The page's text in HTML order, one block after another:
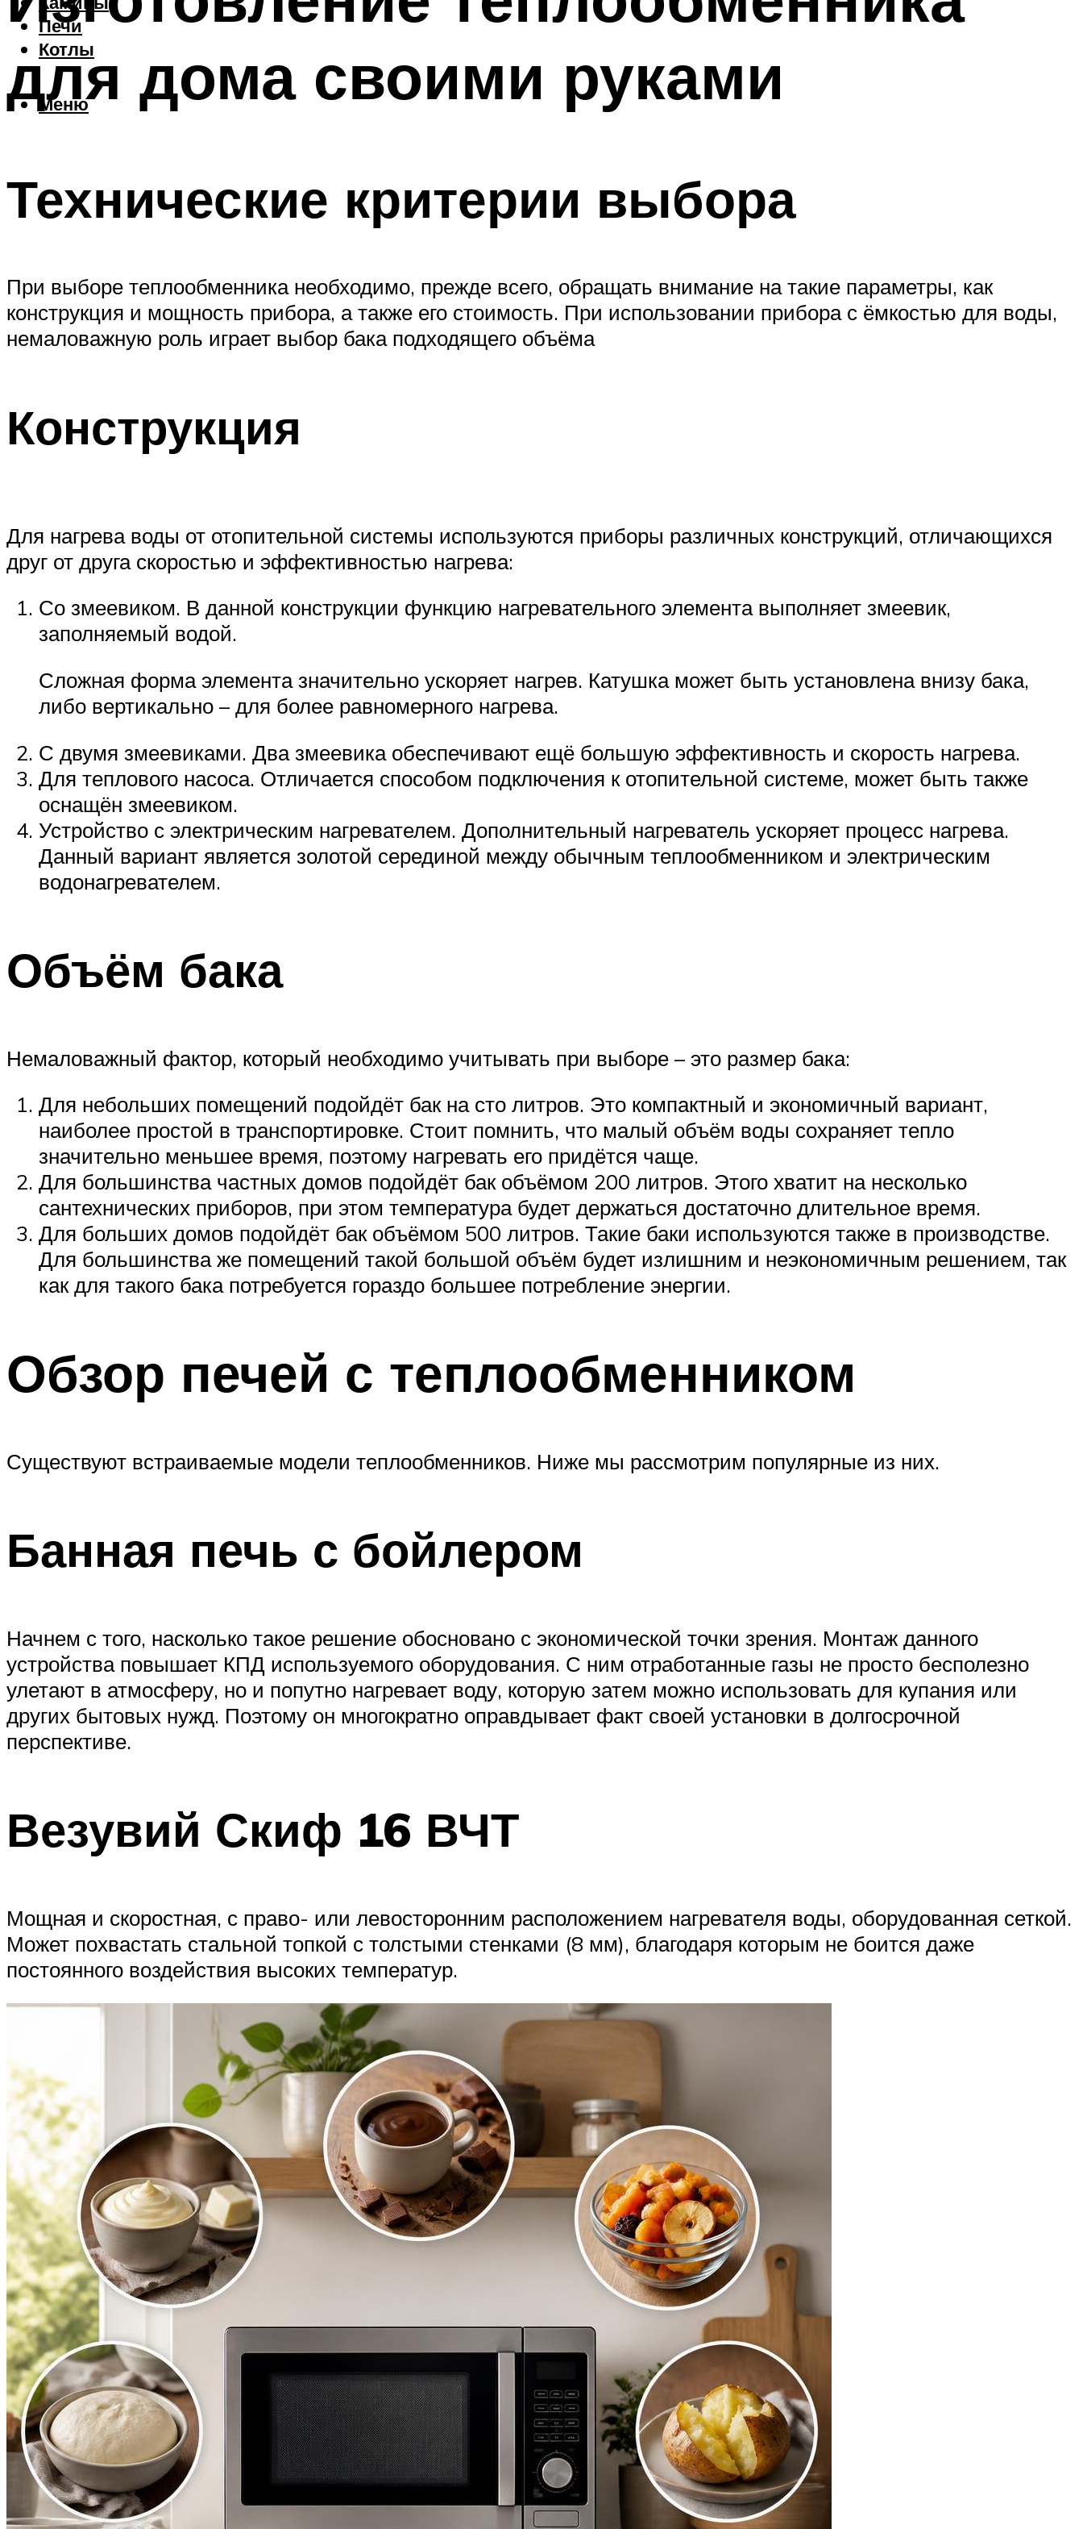
Печи
Котлы
Меню
для дома своими руками
Технические критерии выбора
При выборе теплообменника необходимо, прежде всего, обращать внимание на такие параметры, как
конструкция и мощность прибора, а также его стоимость. При использовании прибора с ёмкостью для воды,
немаловажную роль играет выбор бака подходящего объёма
Конструкция
Для нагрева воды от отопительной системы используются приборы различных конструкций, отличающихся
друг от друга скоростью и эффективностью нагрева:
Со змеевиком. В данной конструкции функцию нагревательного элемента выполняет змеевик,
заполняемый водой.
Сложная форма элемента значительно ускоряет нагрев. Катушка может быть установлена внизу бака,
либо вертикально – для более равномерного нагрева.
С двумя змеевиками. Два змеевика обеспечивают ещё большую эффективность и скорость нагрева.
Для теплового насоса. Отличается способом подключения к отопительной системе, может быть также
оснащён змеевиком.
Устройство с электрическим нагревателем. Дополнительный нагреватель ускоряет процесс нагрева.
Данный вариант является золотой серединой между обычным теплообменником и электрическим
водонагревателем.
Объём бака
Немаловажный фактор, который необходимо учитывать при выборе – это размер бака:
Для небольших помещений подойдёт бак на сто литров. Это компактный и экономичный вариант,
наиболее простой в транспортировке. Стоит помнить, что малый объём воды сохраняет тепло
значительно меньшее время, поэтому нагревать его придётся чаще.
Для большинства частных домов подойдёт бак объёмом 200 литров. Этого хватит на несколько
сантехнических приборов, при этом температура будет держаться достаточно длительное время.
Для больших домов подойдёт бак объёмом 500 литров. Такие баки используются также в производстве.
Для большинства же помещений такой большой объём будет излишним и неэкономичным решением, так
как для такого бака потребуется гораздо большее потребление энергии.
Обзор печей с теплообменником
Существуют встраиваемые модели теплообменников. Ниже мы рассмотрим популярные из них.
Банная печь с бойлером
Начнем с того, насколько такое решение обосновано с экономической точки зрения. Монтаж данного
устройства повышает КПД используемого оборудования. С ним отработанные газы не просто бесполезно
улетают в атмосферу, но и попутно нагревает воду, которую затем можно использовать для купания или
других бытовых нужд. Поэтому он многократно оправдывает факт своей установки в долгосрочной
перспективе.
Везувий Скиф 16 ВЧТ
Мощная и скоростная, с право- или левосторонним расположением нагревателя воды, оборудованная сеткой.
Может похвастать стальной топкой с толстыми стенками (8 мм), благодаря которым не боится даже
постоянного воздействия высоких температур.